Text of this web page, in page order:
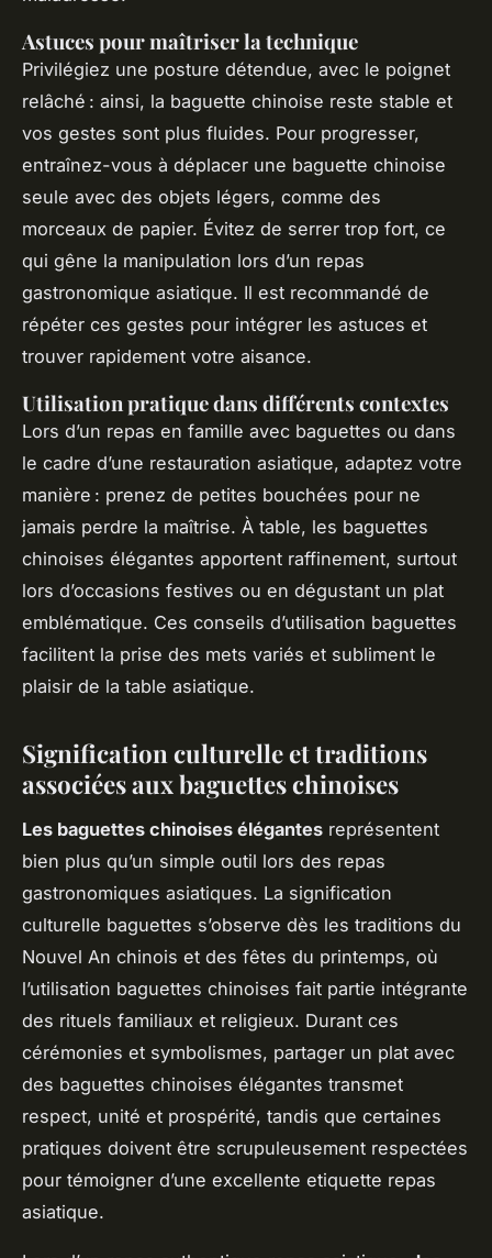
Astuces pour maîtriser la technique
Privilégiez une posture détendue, avec le poignet
relâché : ainsi, la baguette chinoise reste stable et
vos gestes sont plus fluides. Pour progresser,
entraînez-vous à déplacer une baguette chinoise
seule avec des objets légers, comme des
morceaux de papier. Évitez de serrer trop fort, ce
qui gêne la manipulation lors d’un repas
gastronomique asiatique. Il est recommandé de
répéter ces gestes pour intégrer les astuces et
trouver rapidement votre aisance.
Utilisation pratique dans différents contextes
Lors d’un repas en famille avec baguettes ou dans
le cadre d’une restauration asiatique, adaptez votre
manière : prenez de petites bouchées pour ne
jamais perdre la maîtrise. À table, les baguettes
chinoises élégantes apportent raffinement, surtout
lors d’occasions festives ou en dégustant un plat
emblématique. Ces conseils d’utilisation baguettes
facilitent la prise des mets variés et subliment le
plaisir de la table asiatique.
Signification culturelle et traditions
associées aux baguettes chinoises
Les baguettes chinoises élégantes représentent
bien plus qu’un simple outil lors des repas
gastronomiques asiatiques. La signification
culturelle baguettes s’observe dès les traditions du
Nouvel An chinois et des fêtes du printemps, où
l’utilisation baguettes chinoises fait partie intégrante
des rituels familiaux et religieux. Durant ces
cérémonies et symbolismes, partager un plat avec
des baguettes chinoises élégantes transmet
respect, unité et prospérité, tandis que certaines
pratiques doivent être scrupuleusement respectées
pour témoigner d’une excellente etiquette repas
asiatique.